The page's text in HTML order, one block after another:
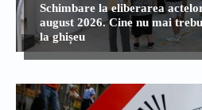
Schimbare la eliberarea
august 2026. Cine nu mai
la ghișeu